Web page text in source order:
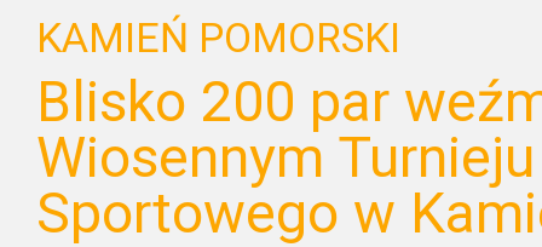
KAMIEŃ POMORSKI
Blisko 200 par
Wiosennym
Sportowego w